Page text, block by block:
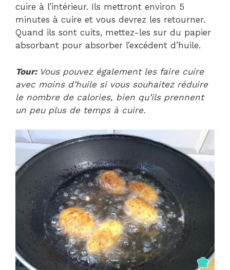
cuire à l’intérieur. Ils mettront environ 5
minutes à cuire et vous devrez les retourner.
Quand ils sont cuits, mettez-les sur du papier
absorbant pour absorber l’excédent d’huile.
Tour:Vous pouvez également les faire cuire
avec moins d’huile si vous souhaitez réduire
le nombre de calories, bien qu’ils prennent
un peu plus de temps à cuire.